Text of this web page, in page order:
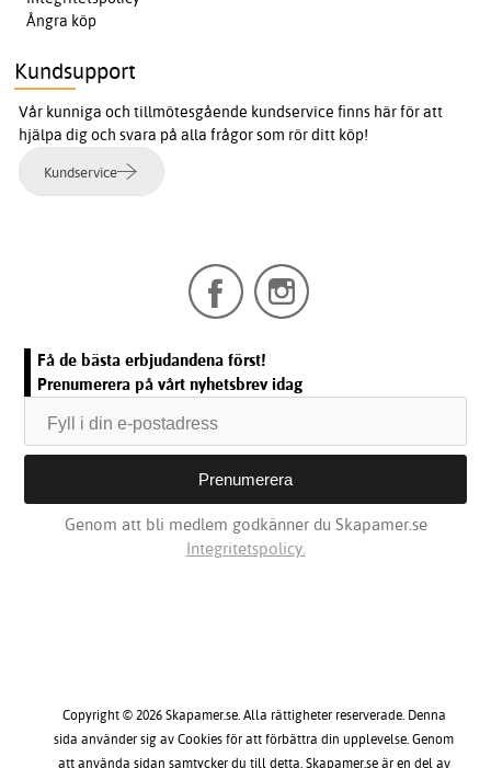
Ångra köp
Kundsupport
Vår kunniga och tillmötesgående kundservice finns här för att
hjälpa dig och svara på alla frågor som rör ditt köp!
Kundservice
Få de bästa erbjudandena först!
Prenumerera på vårt nyhetsbrev idag
Genom att bli medlem godkänner du Skapamer.se
Integritetspolicy.
Copyright © 2026 Skapamer.se. Alla rättigheter reserverade. Denna
sida använder sig av Cookies för att förbättra din upplevelse. Genom
att använda sidan samtycker du till detta. Skapamer.se är en del av